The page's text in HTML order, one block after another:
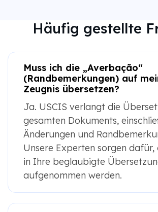
Häufig gestellte
Muss ich die „Averbação“
(Randbemerkungen) auf
Zeugnis übersetzen?
Ja. USCIS verlangt die
gesamten Dokuments,
Änderungen und
Unsere Experten sorgen dafür,
in Ihre beglaubigte
aufgenommen werden.